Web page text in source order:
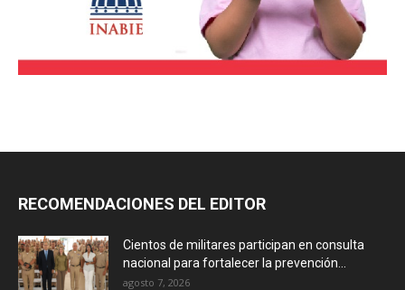
RECOMENDACIONES DEL EDITOR
Cientos de militares participan en consulta
nacional para fortalecer la prevención...
agosto 7, 2026